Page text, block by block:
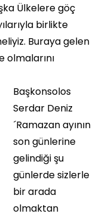
Ülkelere göç
birlikte
Buraya gelen
olmalarını
Başkonsolos
Serdar Deniz
´Ramazan ayının
son günlerine
gelindiği şu
günlerde sizlerle
bir arada
olmaktan